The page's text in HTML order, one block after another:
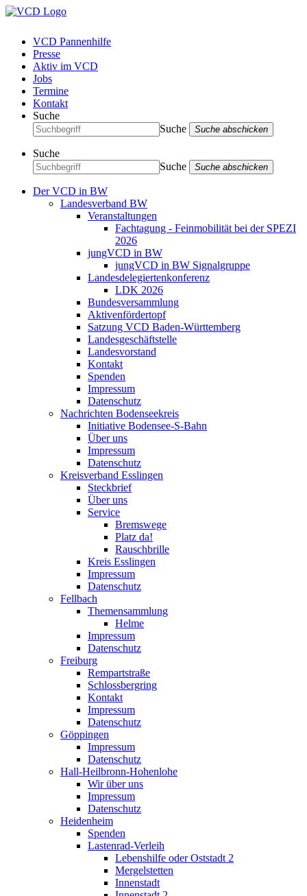
VCD Pannenhilfe
Presse
Aktiv im VCD
Jobs
Termine
Kontakt
Suche
Suche
Suche abschicken
Suche
Suche
Suche abschicken
Der VCD in BW
Landesverband BW
Veranstaltungen
Fachtagung - Feinmobilität bei der SPEZI
2026
jungVCD in BW
jungVCD in BW Signalgruppe
Landesdelegiertenkonferenz
LDK 2026
Bundesversammlung
Aktivenfördertopf
Satzung VCD Baden-Württemberg
Landesgeschäftstelle
Landesvorstand
Kontakt
Spenden
Impressum
Datenschutz
Nachrichten Bodenseekreis
Initiative Bodensee-S-Bahn
Über uns
Impressum
Datenschutz
Kreisverband Esslingen
Steckbrief
Über uns
Service
Bremswege
Platz da!
Rauschbrille
Kreis Esslingen
Impressum
Datenschutz
Fellbach
Themensammlung
Helme
Impressum
Datenschutz
Freiburg
Rempartstraße
Schlossbergring
Kontakt
Impressum
Datenschutz
Göppingen
Impressum
Datenschutz
Hall-Heilbronn-Hohenlohe
Wir über uns
Impressum
Datenschutz
Heidenheim
Spenden
Lastenrad-Verleih
Lebenshilfe oder Oststadt 2
Mergelstetten
Innenstadt